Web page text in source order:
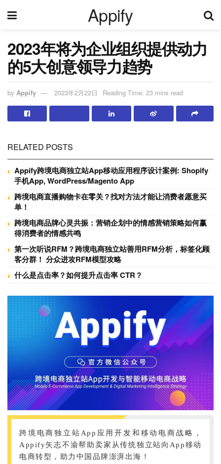
Appify
2023年将为企业组织提供动力
的5大创意领导力趋势
by Appify 2023年2月22日 Reading Time: 23 mins read
RELATED POSTS
Appify跨境电商独立站App移动应用程序设计案例: Shopify
手机App, WordPress/Magento App
跨境电商直播购物卡在零关？找对方法才能让消费者愿意买
单！
跨境电商品牌心灵共振：营销企划中的情感营销策略如何赢
得消费者的情感共鸣
第一次听说RFM？跨境电商独立站善用RFM分析，标签化顾
客分群！ 分众进攻RFM模型攻略
什么是点击率？如何提升点击率 CTR？
跨境电商独立站App应用开发和移动电商战略，
Appify矢志不渝帮助卖家从传统独立站向App移动
电商转型，助力中国品牌澎湃出海！